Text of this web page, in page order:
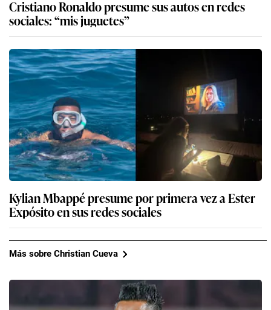
Cristiano Ronaldo presume sus autos en redes
sociales: “mis juguetes”
Kylian Mbappé presume por primera vez a Ester
Expósito en sus redes sociales
Más sobre Christian Cueva